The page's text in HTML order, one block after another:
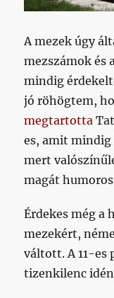
A mezek úgy
mezszámok és
mindig
jó röhögtem,
megtartotta
es, amit
mert
magát
Érdekes még a
mezekért,
váltott. A 11-es
tizenkilenc